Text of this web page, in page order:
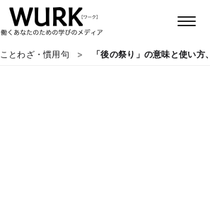
ことわざ・慣用句 「後の祭り」の意味と使い